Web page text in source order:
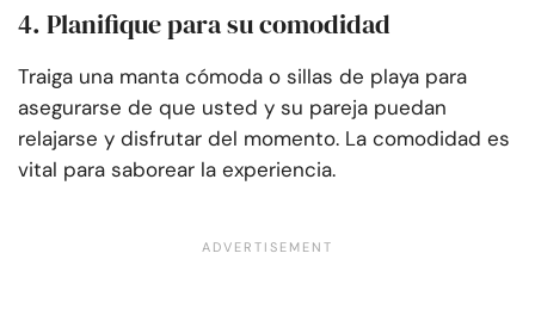
4. Planifique para su comodidad
Traiga una manta cómoda o sillas de playa para
asegurarse de que usted y su pareja puedan
relajarse y disfrutar del momento. La comodidad es
vital para saborear la experiencia.